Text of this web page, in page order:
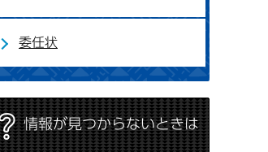
委任状
情報が見つからないときは